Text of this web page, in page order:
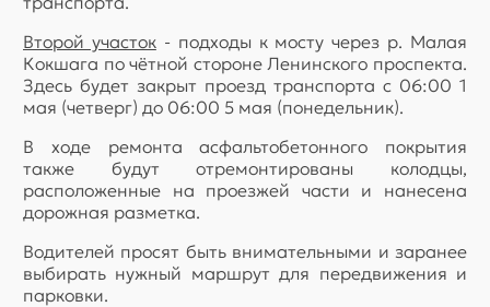
Второй участок- подходы к мосту через р. Малая
Кокшага по чётной стороне Ленинского проспекта.
Здесь будет закрыт проезд транспорта с 06:00 1
мая (четверг) до 06:00 5 мая (понедельник).
В ходе ремонта асфальтобетонного покрытия
также будут отремонтированы колодцы,
расположенные на проезжей части и нанесена
дорожная разметка.
Водителей просят быть внимательными и заранее
выбирать нужный маршрут для передвижения и
парковки.